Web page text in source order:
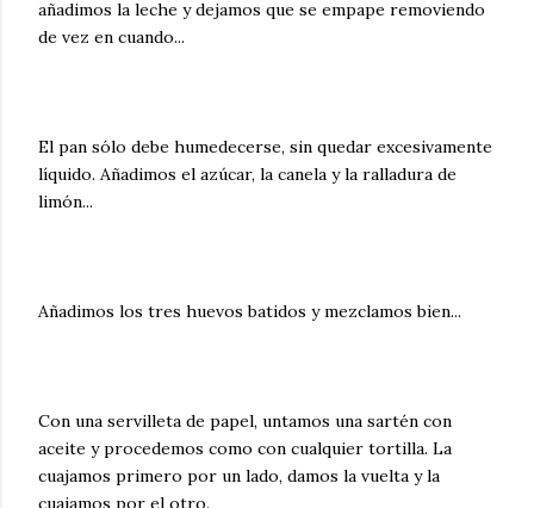
añadimos la leche y dejamos que se empape removiendo
de vez en cuando...
El pan sólo debe humedecerse, sin quedar excesivamente
líquido. Añadimos el azúcar, la canela y la ralladura de
limón...
Añadimos los tres huevos batidos y mezclamos bien...
Con una servilleta de papel, untamos una sartén con
aceite y procedemos como con cualquier tortilla. La
cuajamos primero por un lado, damos la vuelta y la
cuajamos por el otro.